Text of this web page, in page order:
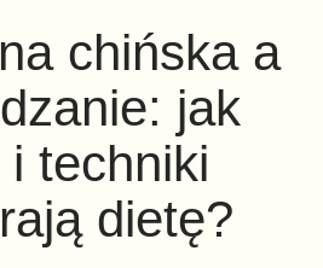
chińska a
jak
i techniki
dietę?